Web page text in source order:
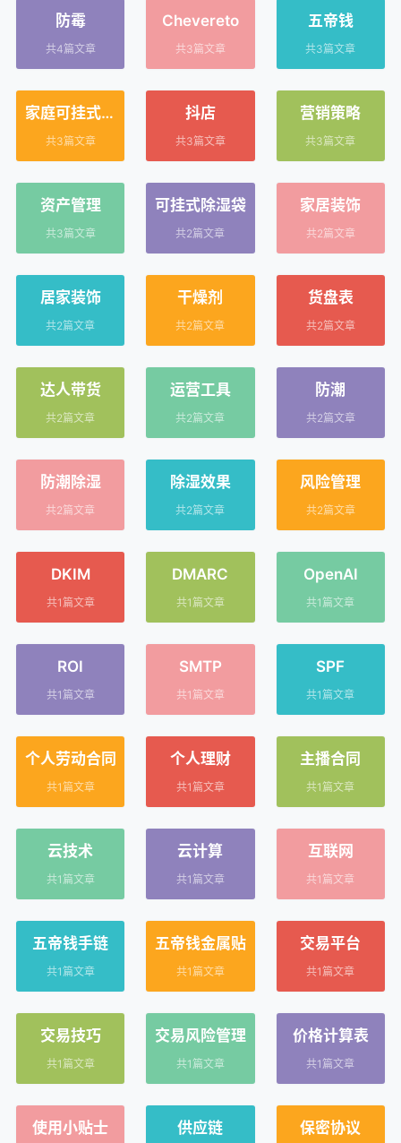
防霉
共4篇文章
Chevereto
共3篇文章
五帝钱
共3篇文章
家庭可挂式除
湿袋
共3篇文章
抖店
共3篇文章
营销策略
共3篇文章
资产管理
共3篇文章
可挂式除湿袋
共2篇文章
家居装饰
共2篇文章
居家装饰
共2篇文章
干燥剂
共2篇文章
货盘表
共2篇文章
达人带货
共2篇文章
运营工具
共2篇文章
防潮
共2篇文章
防潮除湿
共2篇文章
除湿效果
共2篇文章
风险管理
共2篇文章
DKIM
共1篇文章
DMARC
共1篇文章
OpenAI
共1篇文章
ROI
共1篇文章
SMTP
共1篇文章
SPF
共1篇文章
个人劳动合同
共1篇文章
个人理财
共1篇文章
主播合同
共1篇文章
云技术
共1篇文章
云计算
共1篇文章
互联网
共1篇文章
五帝钱手链
共1篇文章
五帝钱金属贴
共1篇文章
交易平台
共1篇文章
交易技巧
共1篇文章
交易风险管理
共1篇文章
价格计算表
共1篇文章
使用小贴士 供应链 保密协议